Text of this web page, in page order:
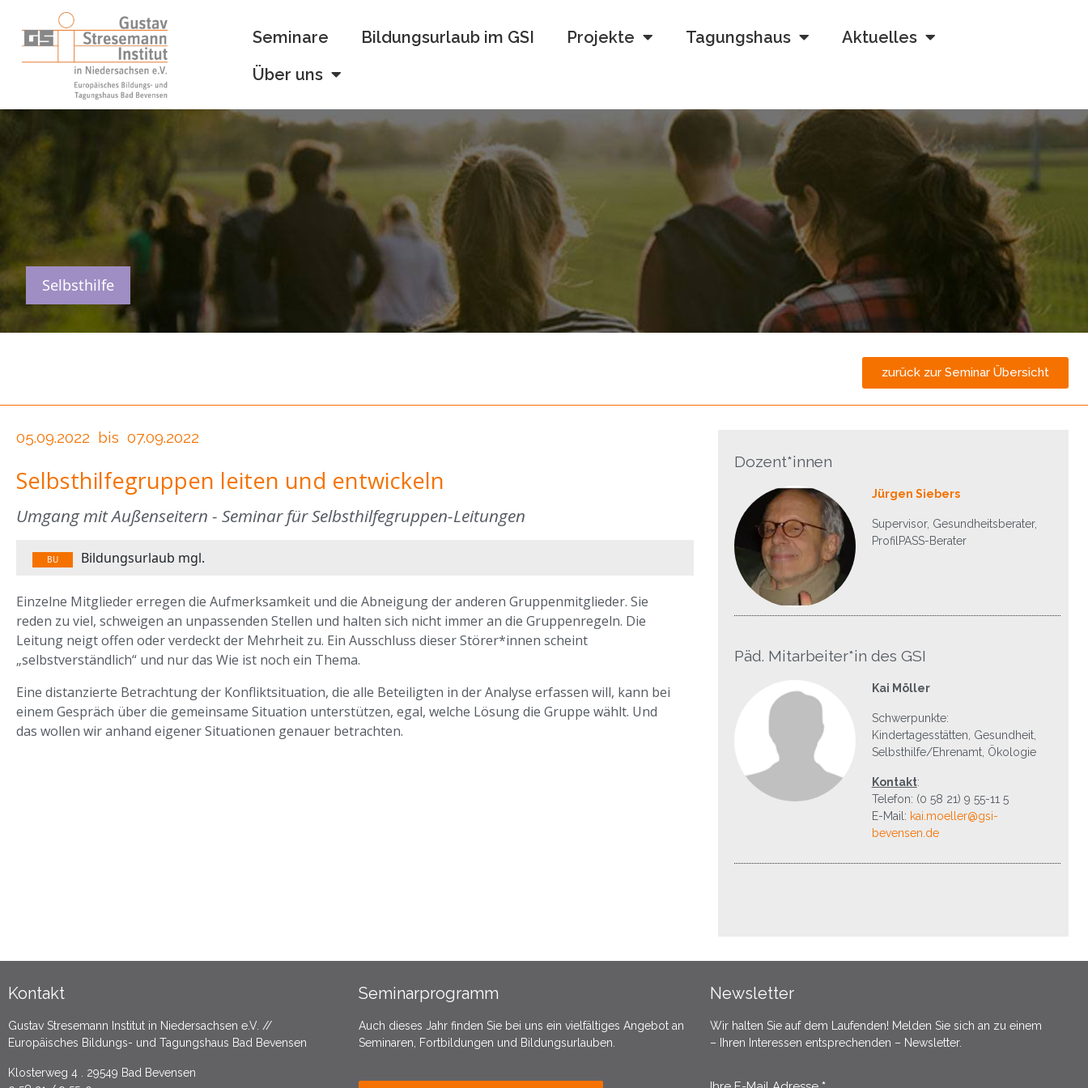
Seminare Bildungsurlaub im GSI Projekte Tagungshaus
Aktuelles
Über uns
Selbsthilfe
zurück zur Seminar Übersicht
05.09.2022 bis 07.09.2022
Selbsthilfegruppen leiten und entwickeln
Umgang mit Außenseitern - Seminar für Selbsthilfegruppen-Leitungen
BU Bildungsurlaub mgl.
Einzelne Mitglieder erregen die Aufmerksamkeit und die Abneigung der anderen Gruppenmitglieder. Sie
reden zu viel, schweigen an unpassenden Stellen und halten sich nicht immer an die Gruppenregeln. Die
Leitung neigt offen oder verdeckt der Mehrheit zu. Ein Ausschluss dieser Störer*innen scheint
„selbstverständlich“ und nur das Wie ist noch ein Thema.
Eine distanzierte Betrachtung der Konfliktsituation, die alle Beteiligten in der Analyse erfassen will, kann bei
einem Gespräch über die gemeinsame Situation unterstützen, egal, welche Lösung die Gruppe wählt. Und
das wollen wir anhand eigener Situationen genauer betrachten.
Dozent*innen
Jürgen Siebers
Supervisor, Gesundheitsberater,
ProfilPASS-Berater
Päd. Mitarbeiter*in des GSI
Kai Möller
Schwerpunkte:
Kindertagesstätten, Gesundheit,
Selbsthilfe/Ehrenamt, Ökologie
Kontakt:
Telefon: (0 58 21) 9 55-11 5
E-Mail: kai.moeller@gsi-
bevensen.de
Kontakt
Gustav Stresemann Institut in Niedersachsen e.V. //
Europäisches Bildungs- und Tagungshaus Bad Bevensen
Klosterweg 4 . 29549 Bad Bevensen
Seminarprogramm
Auch dieses Jahr finden Sie bei uns ein vielfältiges Angebot an
Seminaren, Fortbildungen und Bildungsurlauben.
Newsletter
Wir halten Sie auf dem Laufenden! Melden Sie sich an zu einem
– Ihren Interessen entsprechenden – Newsletter.